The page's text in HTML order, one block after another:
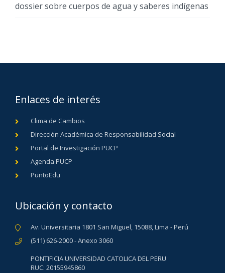
dossier sobre cuerpos de agua y saberes indígenas
Enlaces de interés
Clima de Cambios
Dirección Académica de Responsabilidad Social
Portal de Investigación PUCP
Agenda PUCP
PuntoEdu
Ubicación y contacto
Av. Universitaria 1801 San Miguel, 15088, Lima - Perú
(511) 626-2000 - Anexo 3060
PONTIFICIA UNIVERSIDAD CATOLICA DEL PERU
RUC: 20155945860